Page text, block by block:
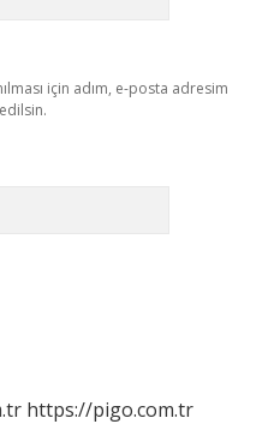
için adım, e-posta adresim
https://pigo.com.tr